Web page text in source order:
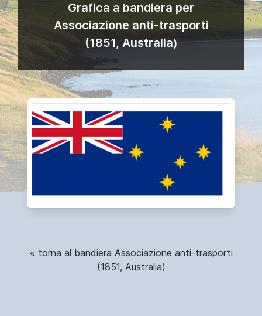
Grafica a bandiera per
Associazione anti-trasporti
(1851, Australia)
« torna al bandiera Associazione anti-trasporti
(1851, Australia)